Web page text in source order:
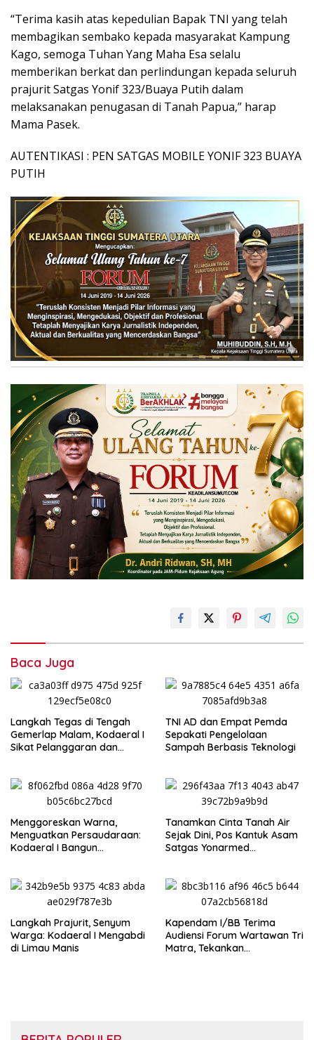
“Terima kasih atas kepedulian Bapak TNI yang telah
membagikan sembako kepada masyarakat Kampung
Kago, semoga Tuhan Yang Maha Esa selalu
memberikan berkat dan perlindungan kepada seluruh
prajurit Satgas Yonif 323/Buaya Putih dalam
melaksanakan penugasan di Tanah Papua,” harap
Mama Pasek.
AUTENTIKASI : PEN SATGAS MOBILE YONIF 323 BUAYA
PUTIH
Baca Juga
Langkah Tegas di Tengah
Gemerlap Malam, Kodaeral I
Sikat Pelanggaran dan
TNI AD dan Empat Pemda
Sepakati Pengelolaan
Sampah Berbasis Teknologi
Menggoreskan Warna,
Menguatkan Persaudaraan:
Kodaeral I Bangun
Tanamkan Cinta Tanah Air
Sejak Dini, Pos Kantuk Asam
Satgas Yonarmed
Tunas Sejahtera Sungai Biru
‎Langkah Prajurit, Senyum
Warga: Kodaeral I Mengabdi
di Limau Manis
Kapendam I/BB Terima
Audiensi Forum Wartawan Tri
Matra, Tekankan